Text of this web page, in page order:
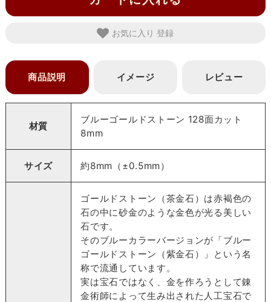
お気に入り
商品説明 イメージ レビュー
材質
ブルーゴールドストーン 128面カット
8mm
サイズ 約8mm（±0.5mm）
ゴールドストーン（茶金石）は赤褐色の
石の中に砂金のような金色が光る美しい
石です。
そのブルーカラーバージョンが「ブルー
ゴールドストーン（紫金石）」という名
称で流通しています。
実は宝石ではなく、金を作ろうとして錬
金術師によって生み出された人工宝石で